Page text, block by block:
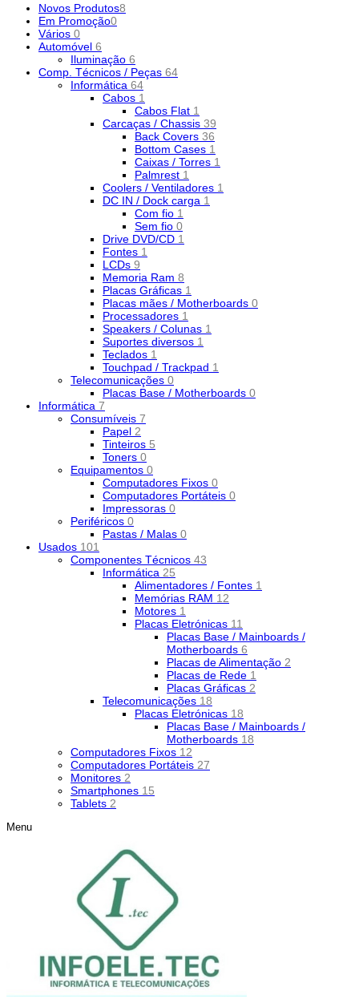
Novos Produtos8
Em Promoção0
Vários 0
Automóvel 6
Iluminação 6
Comp. Técnicos / Peças 64
Informática 64
Cabos 1
Cabos Flat 1
Carcaças / Chassis 39
Back Covers 36
Bottom Cases 1
Caixas / Torres 1
Palmrest 1
Coolers / Ventiladores 1
DC IN / Dock carga 1
Com fio 1
Sem fio 0
Drive DVD/CD 1
Fontes 1
LCDs 9
Memoria Ram 8
Placas Gráficas 1
Placas mães / Motherboards 0
Processadores 1
Speakers / Colunas 1
Suportes diversos 1
Teclados 1
Touchpad / Trackpad 1
Telecomunicações 0
Placas Base / Motherboards 0
Informática 7
Consumíveis 7
Papel 2
Tinteiros 5
Toners 0
Equipamentos 0
Computadores Fixos 0
Computadores Portáteis 0
Impressoras 0
Periféricos 0
Pastas / Malas 0
Usados 101
Componentes Técnicos 43
Informática 25
Alimentadores / Fontes 1
Memórias RAM 12
Motores 1
Placas Eletrónicas 11
Placas Base / Mainboards /
Motherboards 6
Placas de Alimentação 2
Placas de Rede 1
Placas Gráficas 2
Telecomunicações 18
Placas Eletrónicas 18
Placas Base / Mainboards /
Motherboards 18
Computadores Fixos 12
Computadores Portáteis 27
Monitores 2
Smartphones 15
Tablets 2
Menu